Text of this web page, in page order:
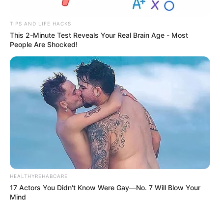
TIPS AND LIFE HACKS
This 2-Minute Test Reveals Your Real Brain Age - Most
People Are Shocked!
HEALTHYREHABCARE
17 Actors You Didn't Know Were Gay—No. 7 Will Blow Your
Mind